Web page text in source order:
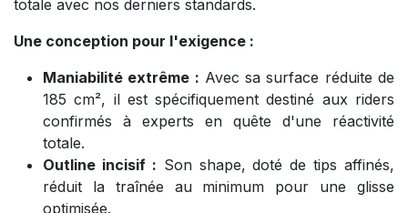
totale avec nos derniers standards.
Une conception pour l'exigence :
Maniabilité extrême : Avec sa surface réduite de
185 cm², il est spécifiquement destiné aux riders
confirmés à experts en quête d'une réactivité
totale.
Outline incisif : Son shape, doté de tips affinés,
réduit la traînée au minimum pour une glisse
optimisée.